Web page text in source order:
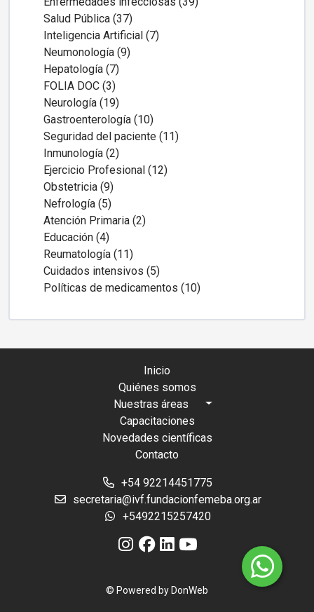
Salud Pública (37)
Inteligencia Artificial (7)
Neumonología (9)
Hepatología (7)
FOLIA DOC (3)
Neurología (19)
Gastroenterología (10)
Seguridad del paciente (11)
Inmunología (2)
Ejercicio Profesional (12)
Obstetricia (9)
Nefrología (5)
Atención Primaria (2)
Educación (4)
Reumatología (11)
Cuidados intensivos (5)
Políticas de medicamentos (10)
Inicio
Quiénes somos
Nuestras áreas
Capacitaciones
Novedades científicas
Contacto
+54 92214451775
secretaria@ivf.fundacionfemeba.org.ar
+5492215257420
© Powered byDonWeb